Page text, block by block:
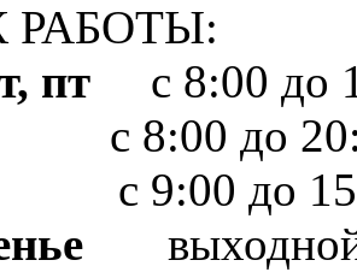
РАБОТЫ:
пт с 8:00 до
8:00 до
с 9:00 до